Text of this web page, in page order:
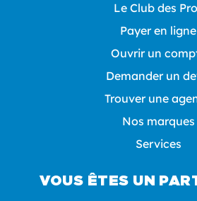
Le Club des
Payer en ligne
Ouvrir un
Demander un
Trouver une
Nos marques
Services
VOUS ÊTES UN